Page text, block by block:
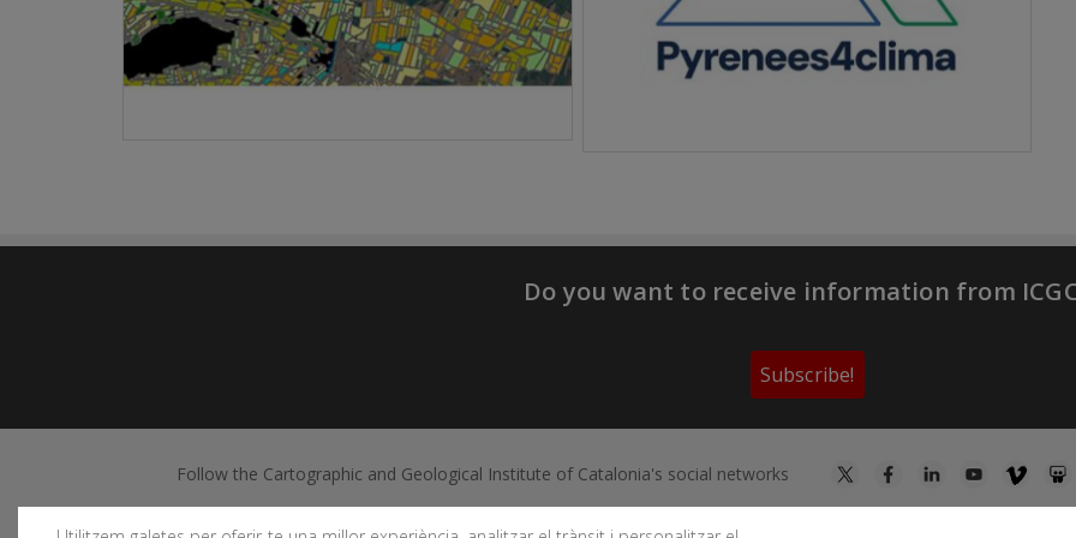
Do you want to receive information from
Subscribe!
Follow the Cartographic and Geological Institute of Catalonia's social networks